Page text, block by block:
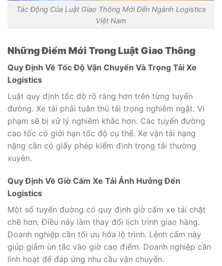
Tác Động Của Luật Giao Thông Mới Đến Ngành Logistics
Việt Nam
Những Điểm Mới Trong Luật Giao Thông
Quy Định Về Tốc Độ Vận Chuyển Và Trọng Tải Xe
Logistics
Luật quy định tốc độ rõ ràng hơn trên từng tuyến
đường. Xe tải phải tuân thủ tải trọng nghiêm ngặt. Vi
phạm sẽ bị xử lý nghiêm khắc hơn. Các tuyến đường
cao tốc có giới hạn tốc độ cụ thể. Xe vận tải hạng
nặng cần có giấy phép kiểm định trọng tải thường
xuyên.
Quy Định Về Giờ Cấm Xe Tải Ảnh Hưởng Đến
Logistics
Một số tuyến đường có quy định giờ cấm xe tải chặt
chẽ hơn. Điều này làm thay đổi lịch trình giao hàng.
Doanh nghiệp cần tối ưu hóa lộ trình. Lệnh cấm này
giúp giảm ùn tắc vào giờ cao điểm. Doanh nghiệp cần
linh hoạt để đáp ứng nhu cầu vận chuyển.